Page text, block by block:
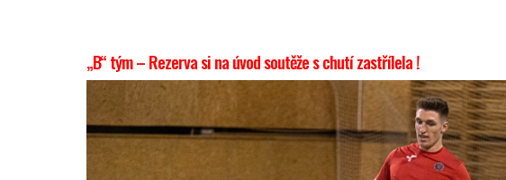
„B“ tým – Rezerva si na úvod soutěže s chutí zastřílela !